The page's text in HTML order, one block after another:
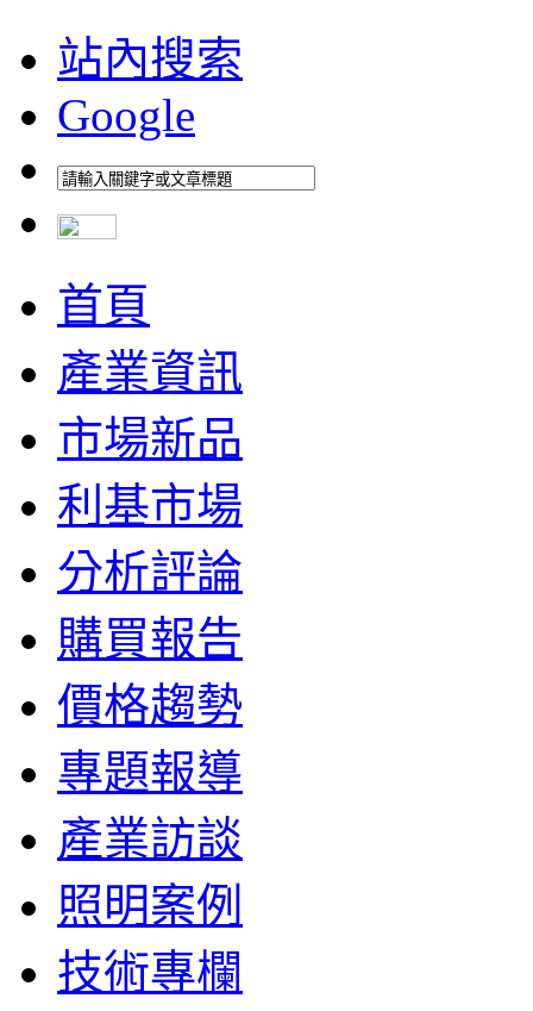
站內搜索
Google
首頁
產業資訊
市場新品
利基市場
分析評論
購買報告
價格趨勢
專題報導
產業訪談
照明案例
技術專欄